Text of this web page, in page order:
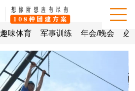
趣味体育 军事训练 年会/晚会 必